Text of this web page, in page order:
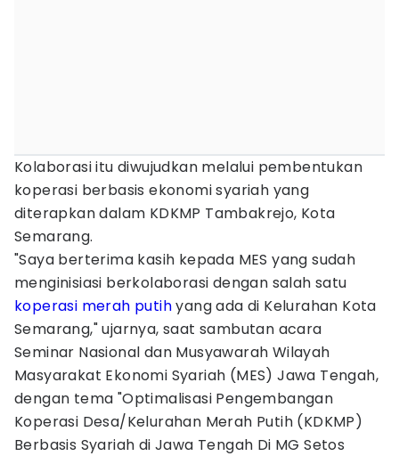
Kolaborasi itu diwujudkan melalui pembentukan
koperasi berbasis ekonomi syariah yang
diterapkan dalam KDKMP Tambakrejo, Kota
Semarang.
"Saya berterima kasih kepada MES yang sudah
menginisiasi berkolaborasi dengan salah satu
koperasi merah putihyang ada di Kelurahan Kota
Semarang," ujarnya, saat sambutan acara
Seminar Nasional dan Musyawarah Wilayah
Masyarakat Ekonomi Syariah (MES) Jawa Tengah,
dengan tema "Optimalisasi Pengembangan
Koperasi Desa/Kelurahan Merah Putih (KDKMP)
Berbasis Syariah di Jawa Tengah Di MG Setos